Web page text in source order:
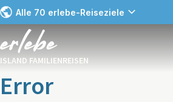
Alle 70 erlebe-Reiseziele
ISLAND FAMILIENREISEN
Error